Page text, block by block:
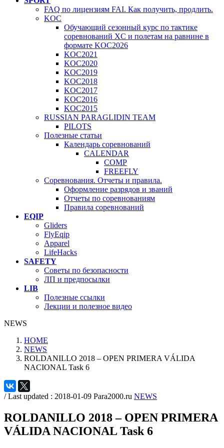
FAQ по лицензиям FAI. Как получить, продлить.
KOC
Обучающий сезонный курс по тактике
соревнований XC и полетам на равнине в
формате KOC2026
KOC2021
KOC2020
KOC2019
KOC2018
KOC2017
KOC2016
KOC2015
RUSSIAN PARAGLIDIN TEAM
PILOTS
Полезные статьи
Календарь соревнований
CALENDAR
COMP
FREEFLY
Соревнования. Отчеты и правила.
Оформление разрядов и званий
Отчеты по соревнованиям
Правила соревнований
EQIP
Gliders
FlyEqip
Apparel
LifeHacks
SAFETY
Советы по безопасности
ЛП и предпосылки
LIB
Полезные ссылки
Лекции и полезное видео
NEWS
HOME
NEWS
ROLDANILLO 2018 – OPEN PRIMERA VÁLIDA
NACIONAL Task 6
/ Last updated : 2018-01-09 Para2000.ru NEWS
ROLDANILLO 2018 – OPEN PRIMERA
VÁLIDA NACIONAL Task 6